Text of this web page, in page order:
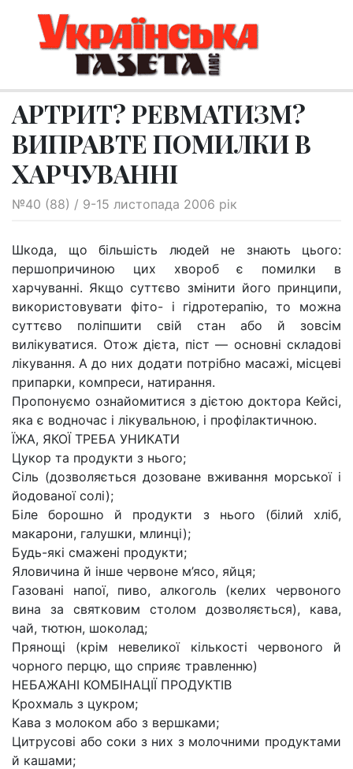
АРТРИТ? РЕВМАТИЗМ?
ВИПРАВТЕ ПОМИЛКИ В
ХАРЧУВАННІ
№40 (88) / 9-15 листопада 2006 рік
Шкода, що більшість людей не знають цього:
першопричиною цих хвороб є помилки в
харчуванні. Якщо суттєво змінити його принципи,
використовувати фіто- і гідротерапію, то можна
суттєво поліпшити свій стан або й зовсім
вилікуватися. Отож дієта, піст — основні складові
лікування. А до них додати потрібно масажі, місцеві
припарки, компреси, натирання.
Пропонуємо ознайомитися з дієтою доктора Кейсі,
яка є водночас і лікувальною, і профілактичною.
ЇЖА, ЯКОЇ ТРЕБА УНИКАТИ
Цукор та продукти з нього;
Сіль (дозволяється дозоване вживання морської і
йодованої солі);
Біле борошно й продукти з нього (білий хліб,
макарони, галушки, млинці);
Будь-які смажені продукти;
Яловичина й інше червоне м’ясо, яйця;
Газовані напої, пиво, алкоголь (келих червоного
вина за святковим столом дозволяється), кава,
чай, тютюн, шоколад;
Прянощі (крім невеликої кількості червоного й
чорного перцю, що сприяє травленню)
НЕБАЖАНІ КОМБІНАЦІЇ ПРОДУКТІВ
Крохмаль з цукром;
Кава з молоком або з вершками;
Цитрусові або соки з них з молочними продуктами
й кашами;